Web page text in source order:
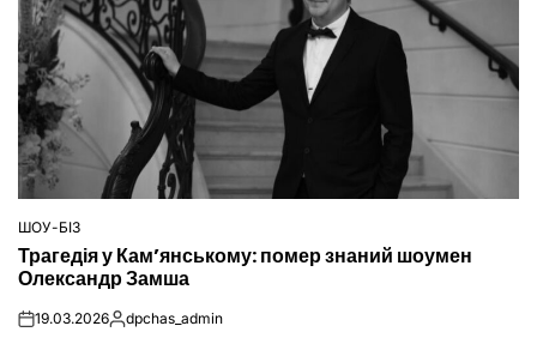
ОПУБЛІКУВАТИ
ШОУ-БІЗ
Трагедія у Кам’янському: помер знаний шоумен
Олександр Замша
on19.03.2026Опубліковано
dpchas_admin